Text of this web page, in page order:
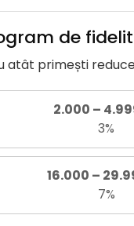
de
atât primești
2.000 –
3%
16.000 –
7%